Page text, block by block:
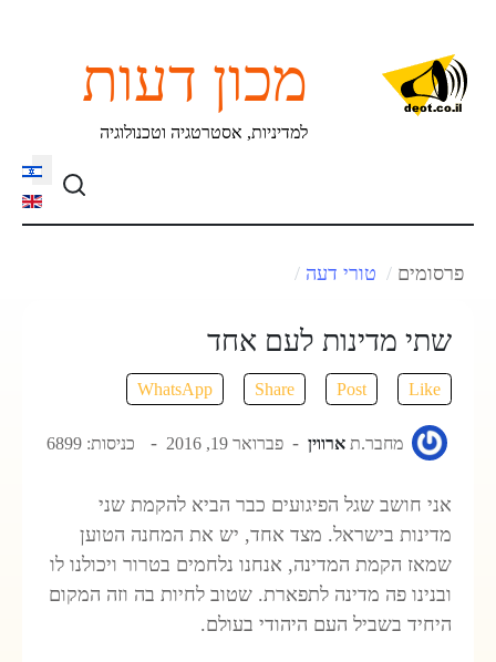
מכון דעות
למדיניות, אסטרטגיה וטכנולוגיה
פרסומים טורי דעה
שתי מדינות לעם אחד
Like
Post
Share
WhatsApp
מחבר.ת ארווין פברואר 19, 2016 כניסות: 6899
אני חושב שגל הפיגועים כבר הביא להקמת שני
מדינות בישראל. מצד אחד, יש את המחנה הטוען
שמאז הקמת המדינה, אנחנו נלחמים בטרור ויכולנו לו
ובנינו פה מדינה לתפארת. שטוב לחיות בה וזה המקום
היחיד בשביל העם היהודי בעולם.